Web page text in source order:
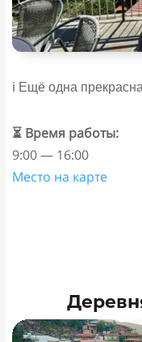
ℹ️ Ещё одна
⏳ Время работы:
9:00 — 16:00
Место на карте